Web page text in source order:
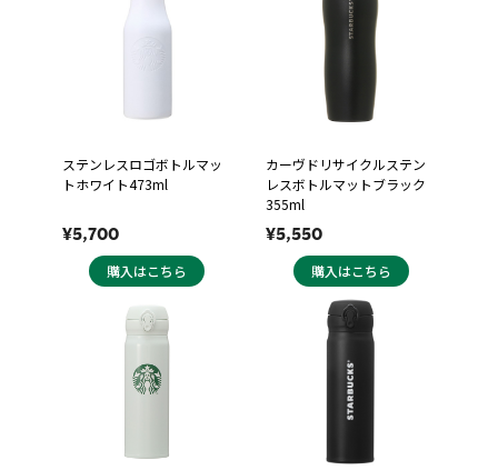
ステンレスロゴボトルマッ
トホワイト473ml
¥5,700
購入はこちら
カーヴドリサイクルステン
レスボトルマットブラック
355ml
¥5,550
購入はこちら